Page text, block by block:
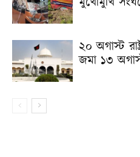
২০ অগাস্ট
জমা ১৩